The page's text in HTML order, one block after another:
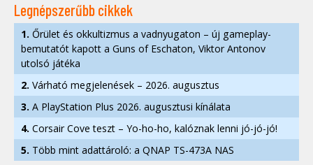
Legnépszerűbb cikkek
1. Őrület és okkultizmus a vadnyugaton – új gameplay-
bemutatót kapott a Guns of Eschaton, Viktor Antonov
utolsó játéka
2. Várható megjelenések – 2026. augusztus
3. A PlayStation Plus 2026. augusztusi kínálata
4. Corsair Cove teszt – Yo-ho-ho, kalóznak lenni jó-jó-jó!
5. Több mint adattároló: a QNAP TS-473A NAS